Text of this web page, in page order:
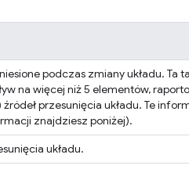
podczas zmiany układu. Ta
na więcej niż 5 elementów,
przesunięcia układu. Te
znajdziesz poniżej).
układu.